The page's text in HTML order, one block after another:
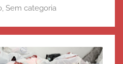
o
e
S
, Sem categoria